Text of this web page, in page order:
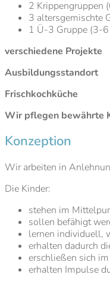
2 Krippengruppen
3 altersgemischte
1 Ü-3 Gruppe (3-6
verschiedene Projekte
Ausbildungsstandort
Frischkochküche
Wir pflegen bewährte
Konzeption
Wir arbeiten in
Die Kinder:
stehen im
sollen befähigt
lernen individuell,
erhalten dadurch
erschließen sich
erhalten Impulse